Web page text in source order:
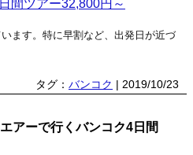
間ツアー32,800円～
ます。特に早割など、出発日が近づ
タグ： バンコク | 2019/10/23
アーで行くバンコク4日間